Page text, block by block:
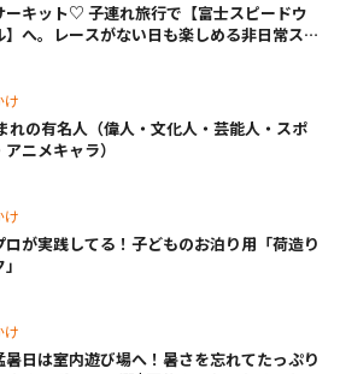
ーキット♡ 子連れ旅行で【富士スピードウ
】へ。レースがない日も楽しめる非日常ステ
け
れの有名人（偉人・文化人・芸能人・スポ
ニメキャラ）
け
ロが実践してる！子どものお泊り用「荷造り
け
暑日は室内遊び場へ！暑さを忘れてたっぷり